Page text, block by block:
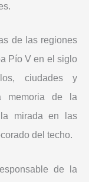
de las regiones
Pío V en el siglo
ciudades y
memoria de la
mirada en las
del techo.
de la